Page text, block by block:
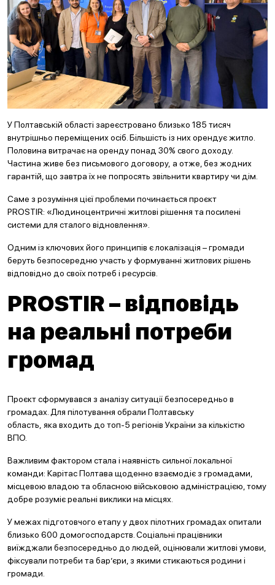
У Полтавській області зареєстровано близько 185 тисяч
внутрішньо переміщених осіб. Більшість із них орендує житло.
Половина витрачає на оренду понад 30% свого доходу.
Частина живе без письмового договору, а отже, без жодних
гарантій, що завтра їх не попросять звільнити квартиру чи дім.
Саме з розуміння цієї проблеми починається проєкт
PROSTIR: «Людиноцентричні житлові рішення та посилені
системи для сталого відновлення».
Одним із ключових його принципів є локалізація – громади
беруть безпосередню участь у формуванні житлових рішень
відповідно до своїх потреб і ресурсів.
PROSTIR – відповідь
на реальні потреби
громад
Проєкт сформувався з аналізу ситуації безпосередньо в
громадах. Для пілотування обрали Полтавську
область, яка входить до топ-5 регіонів України за кількістю
ВПО.
Важливим фактором стала і наявність сильної локальної
команди: Карітас Полтава щоденно взаємодіє з громадами,
місцевою владою та обласною військовою адміністрацією, тому
добре розуміє реальні виклики на місцях.
У межах підготовчого етапу у двох пілотних громадах опитали
близько 600 домогосподарств. Соціальні працівники
виїжджали безпосередньо до людей, оцінювали житлові умови,
фіксували потреби та бар’єри, з якими стикаються родини і
громади.